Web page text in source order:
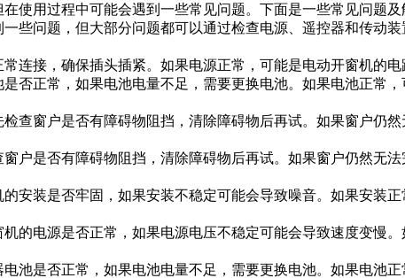
使用过程中可能会遇到一些常见问题。下面是一些常见问题及
些问题，但大部分问题都可以通过检查电源、遥控器和传动
连接，确保插头插紧。如果电源正常，可能是电动开窗机的
否正常，如果电池电量不足，需要更换电池。如果电池正常
查窗户是否有障碍物阻挡，清除障碍物后再试。如果窗户仍
户是否有障碍物阻挡，清除障碍物后再试。如果窗户仍然无
安装是否牢固，如果安装不稳定可能会导致噪音。如果安装
的电源是否正常，如果电源电压不稳定可能会导致速度变慢
池是否正常，如果电池电量不足，需要更换电池。如果电池